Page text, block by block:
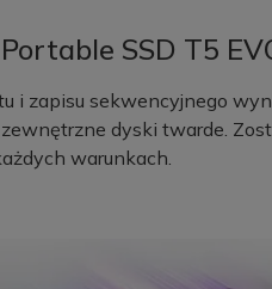
SSD T5
i zapisu sekwencyjnego
dyski twarde.
warunkach.